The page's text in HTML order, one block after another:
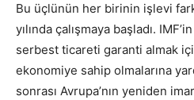
Bu üçlünün her birinin işlevi
yılında çalışmaya başladı.
serbest ticareti garanti almak
ekonomiye sahip olmalarına
sonrası Avrupa’nın yeniden